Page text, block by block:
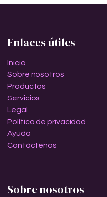
Enlaces útiles
Inicio
Sobre nosotros
Productos
Servicios
Legal
Política de privacidad
Ayuda
Contáctenos
Sobre nosotros